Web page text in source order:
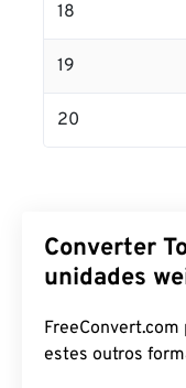
18
19
20
Converter
unidades
estes outros